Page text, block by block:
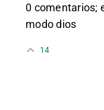
0 comentarios;
modo dios
14